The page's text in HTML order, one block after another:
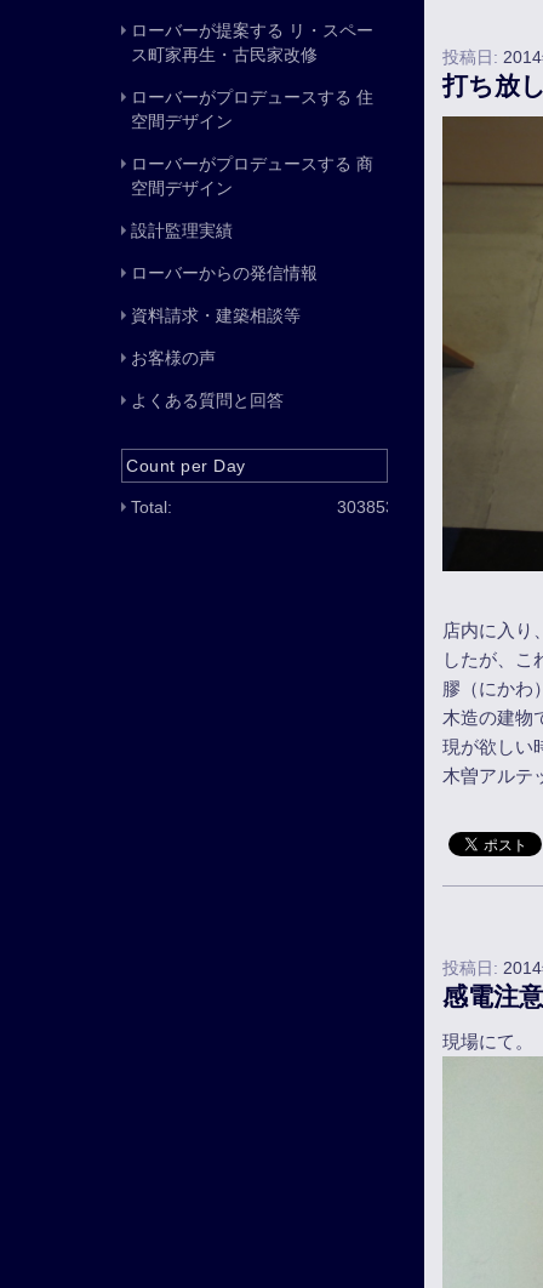
投稿日:
打ち放
店内に入り
したが、こ
膠（にかわ
木造の建物
現が欲しい
木曽アルテ
投稿日:
感電注意
現場にて。
ローバーが提案する リ・スペー
ス町家再生・古民家改修
ローバーがプロデュースする 住
空間デザイン
ローバーがプロデュースする 商
空間デザイン
設計監理実績
ローバーからの発信情報
資料請求・建築相談等
お客様の声
よくある質問と回答
Count per Day
303853
Total: